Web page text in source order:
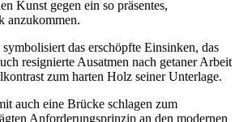
Kunst gegen ein so präsentes,
anzukommen.
das erschöpfte Einsinken, das
resignierte Ausatmen nach getaner Arbeit
zum harten Holz seiner Unterlage.
auch eine Brücke schlagen zum
Anforderungsprinzip an den modernen